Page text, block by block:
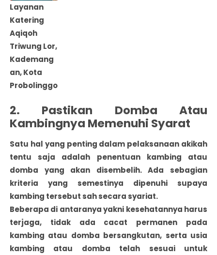
Layanan
Katering
Aqiqoh
Triwung Lor,
Kademang
an, Kota
Probolinggo
2. Pastikan Domba Atau
Kambingnya Memenuhi Syarat
Satu hal yang penting dalam pelaksanaan akikah
tentu saja adalah penentuan kambing atau
domba yang akan disembelih. Ada sebagian
kriteria yang semestinya dipenuhi supaya
kambing tersebut sah secara syariat.
Beberapa di antaranya yakni kesehatannya harus
terjaga, tidak ada cacat permanen pada
kambing atau domba bersangkutan, serta usia
kambing atau domba telah sesuai untuk